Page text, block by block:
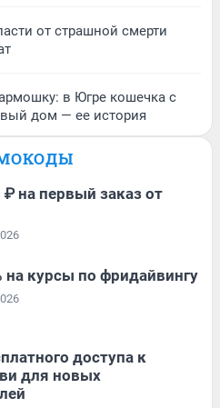
от страшной смерти
в Югре кошечка с
дом — ее история
на первый заказ от
на курсы по фридайвингу
доступа к
для новых